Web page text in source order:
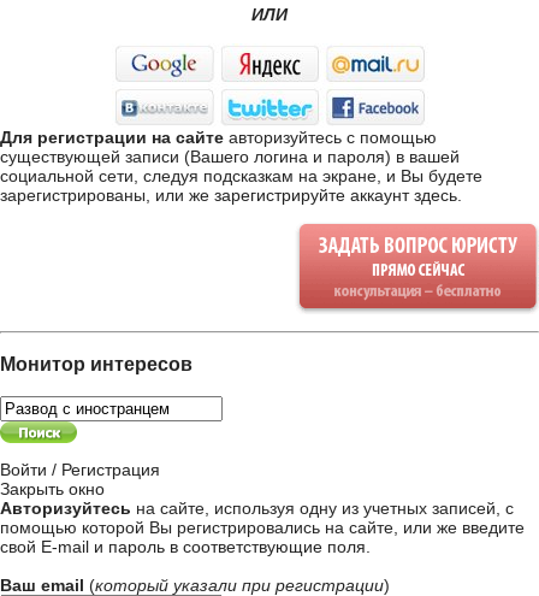
ИЛИ
Для регистрации на сайте авторизуйтесь с помощью
существующей записи (Вашего логина и пароля) в вашей
социальной сети, следуя подсказкам на экране, и Вы будете
зарегистрированы, или же зарегистрируйте аккаунт здесь
Монитор интересов
Войти / Регистрация
Закрыть окно
Авторизуйтесь на сайте, используя одну из учетных записей, с
помощью которой Вы регистрировались на сайте, или же введите
свой E-mail и пароль в соответствующие поля
Ваш email (который указали при регистрации)